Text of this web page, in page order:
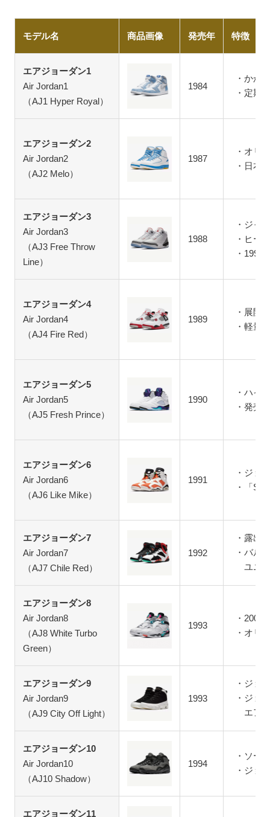
モデル名 商品画像 発売年 特徴
エアジョーダン1
Air Jordan1
（AJ1 Hyper Royal）
1984
かか
定期
エアジョーダン2
Air Jordan2
（AJ2 Melo）
1987
オリ
日本
エアジョーダン3
Air Jordan3
（AJ3 Free Throw
Line）
1988
ジャ
ヒー
1994
エアジョーダン4
Air Jordan4
（AJ4 Fire Red）
1989
展開
軽量
エアジョーダン5
Air Jordan5
（AJ5 Fresh Prince）
1990
ハイ
発売
エアジョーダン6
Air Jordan6
（AJ6 Like Mike）
1991
ジョ
「
エアジョーダン7
Air Jordan7
（AJ7 Chile Red）
1992
露出
バル
ユニ
エアジョーダン8
Air Jordan8
（AJ8 White Turbo
Green）
1993
2003
オリ
エアジョーダン9
Air Jordan9
（AJ9 City Off Light）
1993
ジョ
ジョ
エア
エアジョーダン10
Air Jordan10
（AJ10 Shadow）
1994
ソー
ジョ
エアジョーダン11